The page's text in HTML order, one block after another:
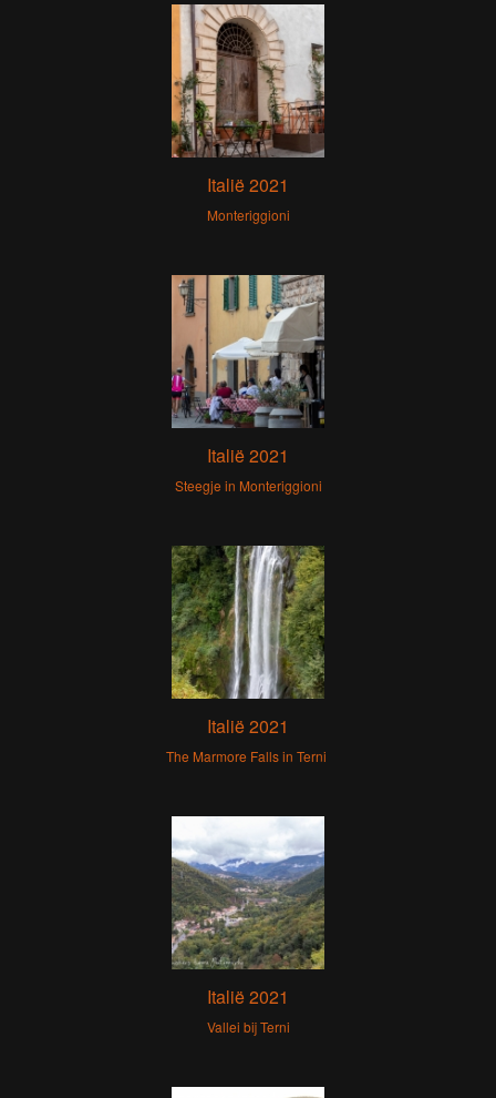
Italië 2021
Monteriggioni
Italië 2021
Steegje in Monteriggioni
Italië 2021
The Marmore Falls in Terni
Italië 2021
Vallei bij Terni